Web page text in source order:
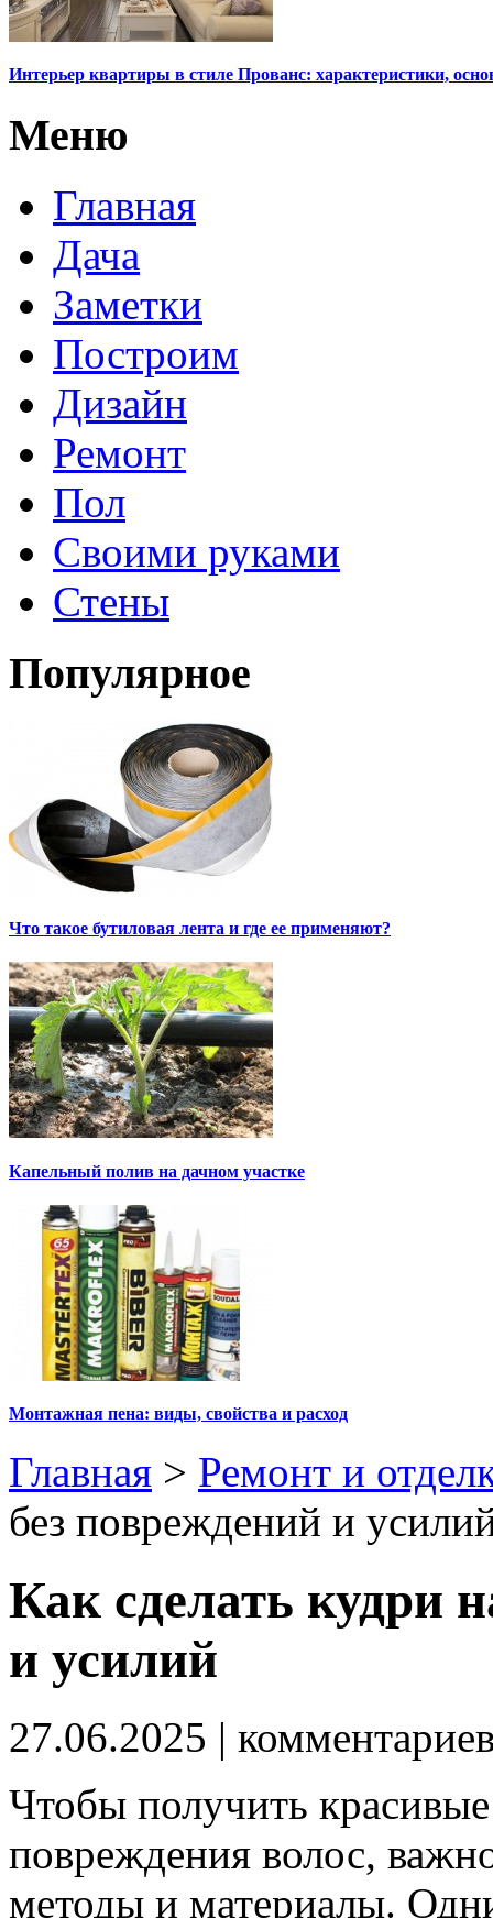
Интерьер квартиры в стиле Прованс: характеристики,
Меню
Главная
Дача
Заметки
Построим
Дизайн
Ремонт
Пол
Своими руками
Стены
Популярное
Что такое бутиловая лента и где ее применяют?
Капельный полив на дачном участке
Монтажная пена: виды, свойства и расход
Главная > Ремонт и
без повреждений и
Как сделать кудри
и усилий
27.06.2025 |
Чтобы получить
повреждения волос,
методы и материалы.